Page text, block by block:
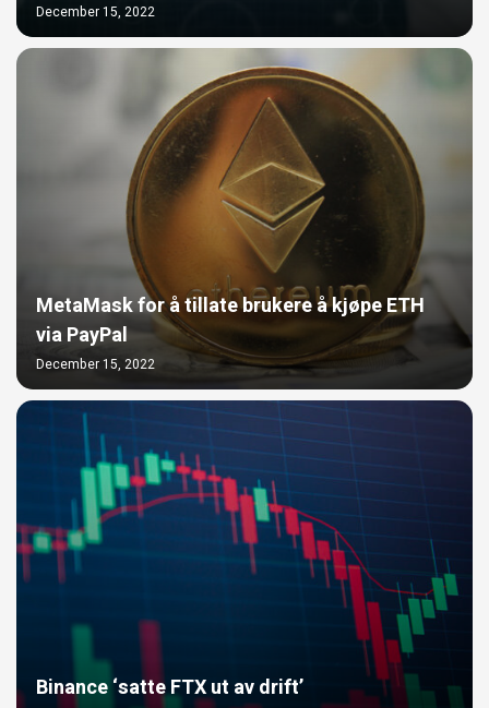
December 15, 2022
MetaMask for å tillate brukere å kjøpe ETH
via PayPal
December 15, 2022
Binance ‘satte FTX ut av drift’